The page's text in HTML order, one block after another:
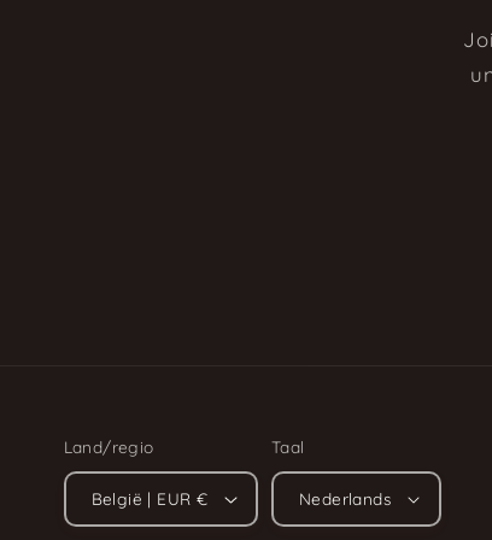
Land/regio
België | EUR €
Taal
Nederlands